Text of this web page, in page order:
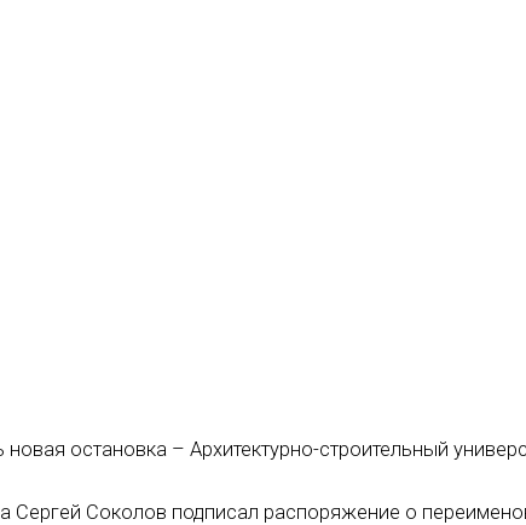
остановка – Архитектурно-строительный
Сергей Соколов подписал распоряжение о